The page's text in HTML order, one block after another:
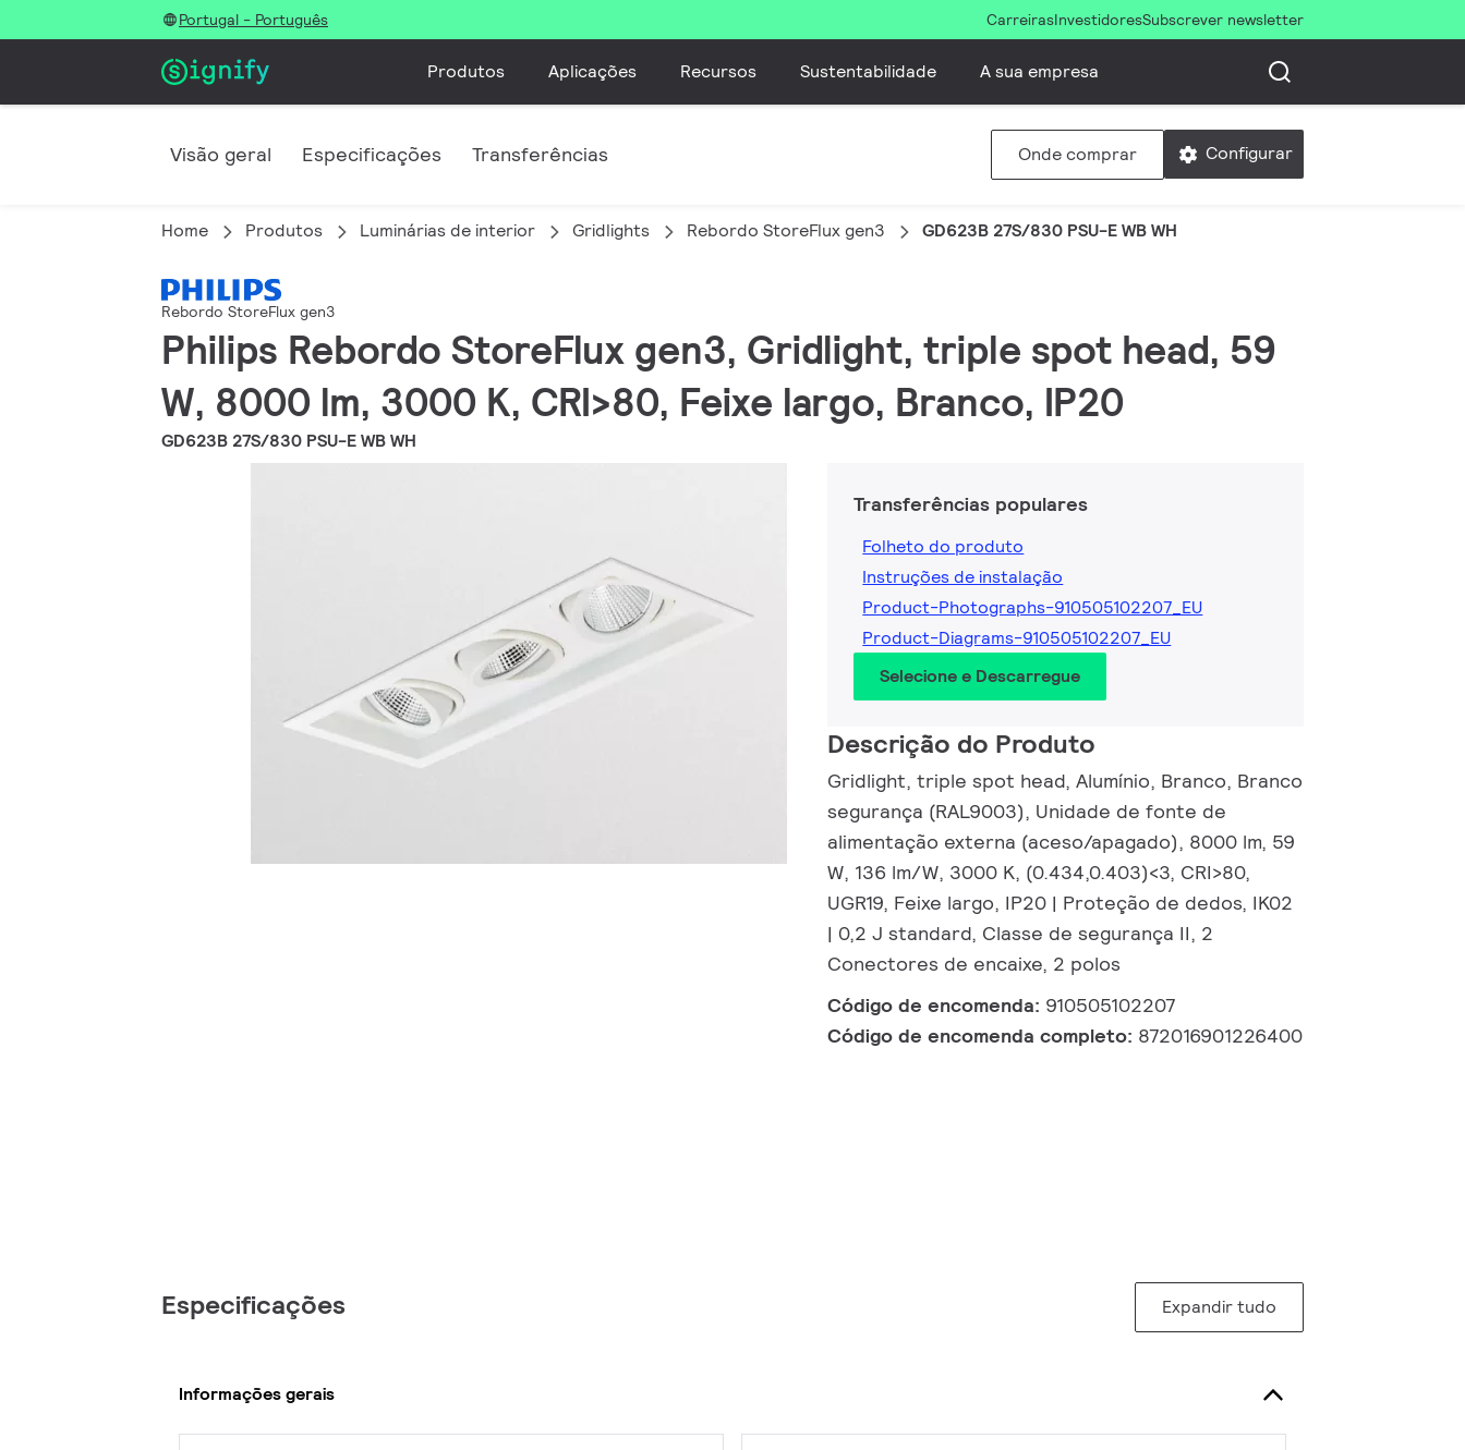
Portugal - Português CarreirasInvestidoresSubscrever newsletter
Produtos Aplicações Recursos Sustentabilidade A sua empresa
Visão geral Especificações Transferências Onde comprar Configurar
Home Produtos Luminárias de interior Gridlights Rebordo StoreFlux gen3 GD623B 27S/830 PSU-E WB WH
Rebordo StoreFlux gen3
Philips Rebordo StoreFlux gen3, Gridlight, triple spot head, 59
W, 8000 lm, 3000 K, CRI>80, Feixe largo, Branco, IP20
GD623B 27S/830 PSU-E WB WH
Transferências populares
Folheto do produto
Instruções de instalação
Product-Photographs-910505102207_EU
Product-Diagrams-910505102207_EU
Selecione e Descarregue
Descrição do Produto
Gridlight, triple spot head, Alumínio, Branco, Branco
segurança (RAL9003), Unidade de fonte de
alimentação externa (aceso/apagado), 8000 lm, 59
W, 136 lm/W, 3000 K, (0.434,0.403)<3, CRI>80,
UGR19, Feixe largo, IP20 | Proteção de dedos, IK02
| 0,2 J standard, Classe de segurança II, 2
Conectores de encaixe, 2 polos
Código de encomenda: 910505102207
Código de encomenda completo: 872016901226400
Especificações Expandir tudo
Informações gerais